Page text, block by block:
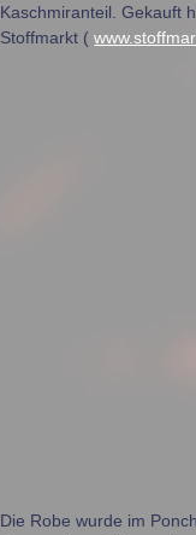
Kaschmiranteil. Gekauft
Stoffmarkt (
Die Robe wurde im